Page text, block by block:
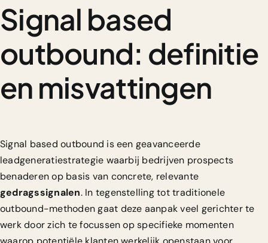
Signal based
outbound: definitie
en misvattingen
Signal based outbound is een geavanceerde
leadgeneratiestrategie waarbij bedrijven prospects
benaderen op basis van concrete, relevante
gedragssignalen. In tegenstelling tot traditionele
outbound-methoden gaat deze aanpak veel gerichter te
werk door zich te focussen op specifieke momenten